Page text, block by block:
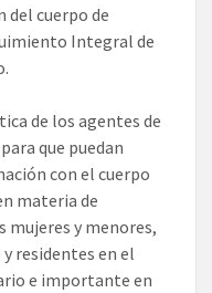
del cuerpo de
Integral de
de los agentes de
que puedan
con el cuerpo
materia de
mujeres y menores,
residentes en el
e importante en